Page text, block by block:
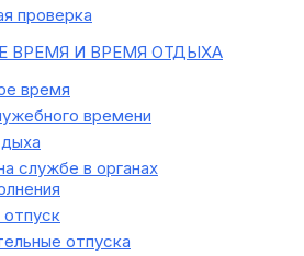
проверка
ВРЕМЯ И ВРЕМЯ ОТДЫХА
время
времени
службе в органах
отпуска